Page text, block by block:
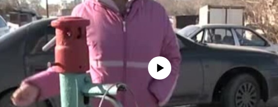
No media source currently available